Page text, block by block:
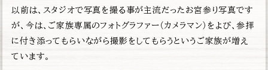
以前は、スタジオで写真を撮る事が主流だったお宮参り写真です
が、今は、ご家族専属のフォトグラファー（カメラマン）をよび、参拝
に付き添ってもらいながら撮影をしてもらうというご家族が増え
ています。